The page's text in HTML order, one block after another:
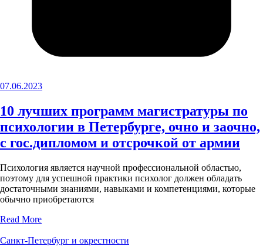
07.06.2023
10 лучших программ магистратуры по
психологии в Петербурге, очно и заочно,
с гос.дипломом и отсрочкой от армии
Психология является научной профессиональной областью,
поэтому для успешной практики психолог должен обладать
достаточными знаниями, навыками и компетенциями, которые
обычно приобретаются
Read More
Санкт-Петербург и окрестности